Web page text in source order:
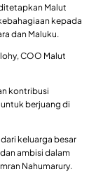
Malut
kepada
dan Maluku.
COO Malut
kontribusi
untuk berjuang di
keluarga besar
ambisi dalam
Nahumarury.